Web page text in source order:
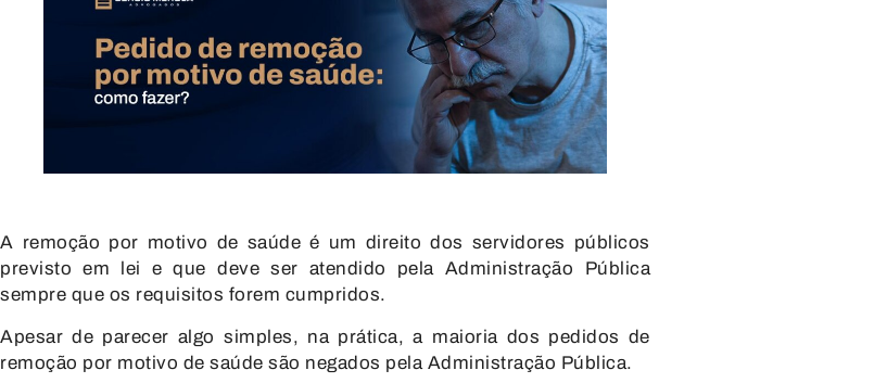
A remoção por motivo de saúde é um direito dos servidores públicos
previsto em lei e que deve ser atendido pela Administração Pública
sempre que os requisitos forem cumpridos.
Apesar de parecer algo simples, na prática, a maioria dos pedidos de
remoção por motivo de saúde são negados pela Administração Pública.